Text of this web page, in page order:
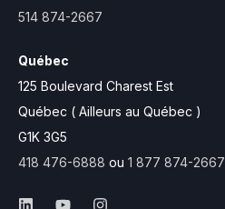
514 874-2667
Québec
125 Boulevard Charest Est
Québec ( Ailleurs au Québec )
G1K 3G5
418 476-6888 ou 1 877 874-2667